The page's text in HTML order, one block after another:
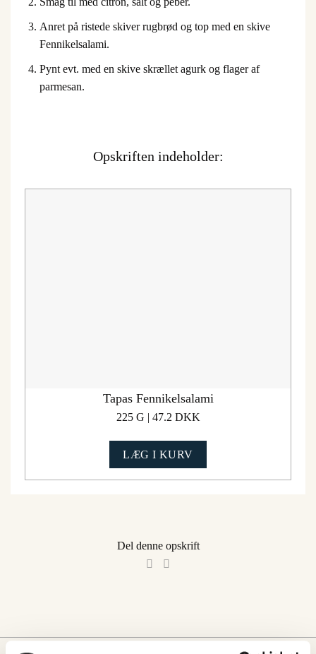
Anret på ristede skiver rugbrød og top med en skive
Fennikelsalami.
Pynt evt. med en skive skrællet agurk og flager af
parmesan.
Opskriften indeholder:
Tapas Fennikelsalami
225 G | 47.2 DKK
LÆG I KURV
Del denne opskrift